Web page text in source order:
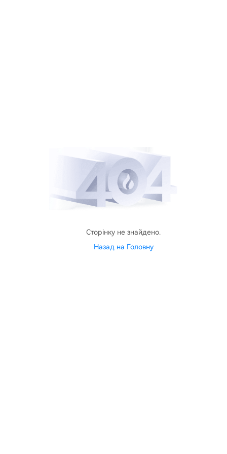
Сторінку не знайдено.
Назад на Головну